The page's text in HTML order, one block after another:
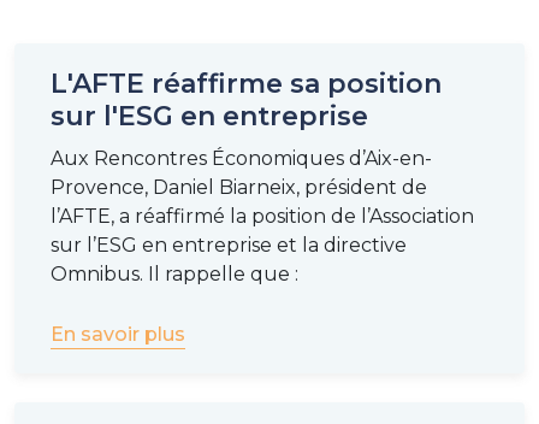
L'AFTE réaffirme sa position
sur l'ESG en entreprise
Aux Rencontres Économiques d’Aix-en-
Provence, Daniel Biarneix, président de
l’AFTE, a réaffirmé la position de l’Association
sur l’ESG en entreprise et la directive
Omnibus. Il rappelle que :
En savoir plus